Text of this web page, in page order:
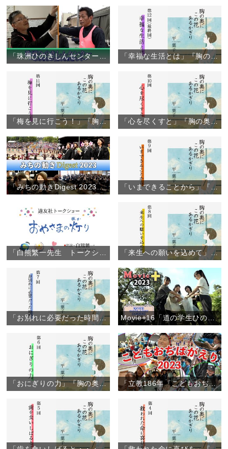
「珠洲ひのきしんセンター」～ふるさとの復興をめざして～ 「幸福な生活とは」『胸の奥にこの花あるかぎり』（12）
「梅を見に行こう！」『胸の奥にこの花あるかぎり』（11） 「心を尽くすと」『胸の奥にこの花あるかぎり』（10）
「みちの動きDigest 2023」（2023年12月12日） 「いまできることから」『胸の奥にこの花あるかぎり』（9）
「来生への願いを込めて」『胸の奥にこの花あるかぎり』（8）
「お別れに必要だった時間」『胸の奥にこの花あるかぎり』（7） Movie+16「道の学生ひのきしんDAY【大阪教区】」
「おにぎりの力」『胸の奥にこの花あるかぎり』（6） 「立教186年『こどもおぢばがえり』閉幕」（2023年8月6日）